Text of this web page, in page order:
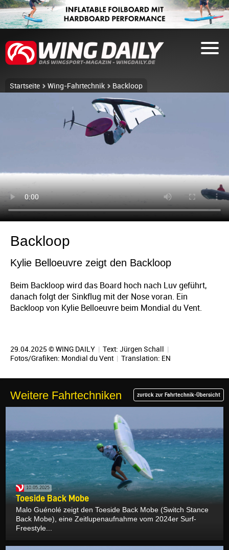
Startseite Wing-Fahrtechnik Backloop
Backloop
Kylie Belloeuvre zeigt den Backloop
Beim Backloop wird das Board hoch nach Luv geführt,
danach folgt der Sinkflug mit der Nose voran. Ein
Backloop von Kylie Belloeuvre beim Mondial du Vent.
29.04.2025 © WING DAILY | Text: Jürgen Schall |
Fotos/Grafiken: Mondial du Vent | Translation: EN
Weitere Fahrtechniken zurück zur Fahrtechnik-Übersicht
10.05.2025
Toeside Back Mobe
Malo Guénolé zeigt den Toeside Back Mobe (Switch Stance
Back Mobe), eine Zeitlupenaufnahme vom 2024er Surf-
Freestyle...